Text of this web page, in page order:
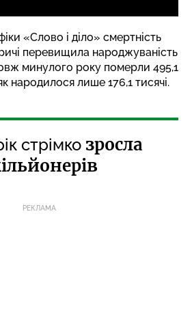
«Слово і діло» смертність
перевищила народжуваність
минулого року померли 495,1
народилося лише 176,1 тисячі.
стрімко зросла
РЕКЛАМА